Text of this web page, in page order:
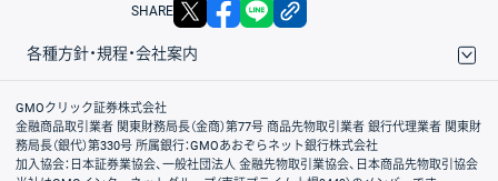
SHARE
各種方針・規程・会社案内
取引規程・約款
サイトマップ
その他のご案内
個人情報保護方針
最良執行方針
サイトのご利用について
ディスクレイマー
信託保全
リスク説明
会社案内
GMOクリック証券株式会社
金融商品取引業者 関東財務局長（金商）第77号 商品先物取引業者 銀行代理業者 関東財
務局長（銀代）第330号 所属銀行：GMOあおぞらネット銀行株式会社
加入協会：日本証券業協会、一般社団法人 金融先物取引業協会、日本商品先物取引協会